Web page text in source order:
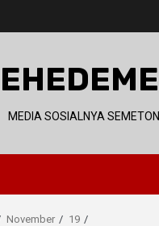
MEDIA SOSIALNYA SEMETON
November
19